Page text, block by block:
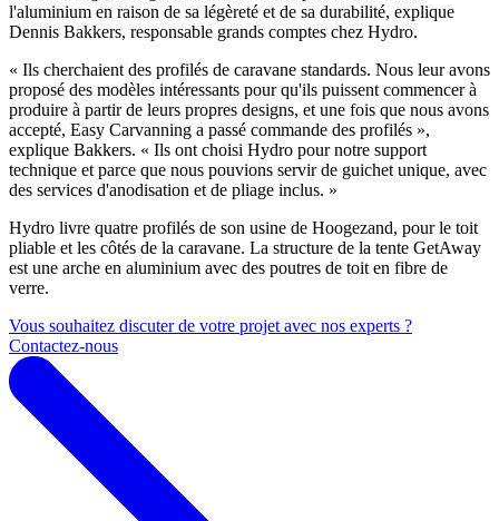
l'aluminium en raison de sa légèreté et de sa durabilité, explique
Dennis Bakkers, responsable grands comptes chez Hydro.
« Ils cherchaient des profilés de caravane standards. Nous leur avons
proposé des modèles intéressants pour qu'ils puissent commencer à
produire à partir de leurs propres designs, et une fois que nous avons
accepté, Easy Carvanning a passé commande des profilés »,
explique Bakkers. « Ils ont choisi Hydro pour notre support
technique et parce que nous pouvions servir de guichet unique, avec
des services d'anodisation et de pliage inclus. »
Hydro livre quatre profilés de son usine de Hoogezand, pour le toit
pliable et les côtés de la caravane. La structure de la tente GetAway
est une arche en aluminium avec des poutres de toit en fibre de
verre.
Vous souhaitez discuter de votre projet avec nos experts ?
Contactez-nous